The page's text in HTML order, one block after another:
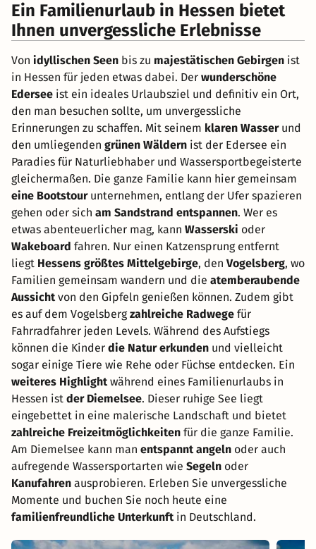
Ein Familienurlaub in Hessen bietet
Ihnen unvergessliche Erlebnisse
Von idyllischen Seen bis zu majestätischen Gebirgen ist
in Hessen für jeden etwas dabei. Der wunderschöne
Edersee ist ein ideales Urlaubsziel und definitiv ein Ort,
den man besuchen sollte, um unvergessliche
Erinnerungen zu schaffen. Mit seinem klaren Wasserund
den umliegenden grünen Wäldern ist der Edersee ein
Paradies für Naturliebhaber und Wassersportbegeisterte
gleichermaßen. Die ganze Familie kann hier gemeinsam
eine Bootstourunternehmen, entlang der Ufer spazieren
gehen oder sich am Sandstrand entspannen. Wer es
etwas abenteuerlicher mag, kann Wasserski oder
Wakeboard fahren. Nur einen Katzensprung entfernt
liegt Hessens größtes Mittelgebirge, den Vogelsberg, wo
Familien gemeinsam wandern und die atemberaubende
Aussichtvon den Gipfeln genießen können. Zudem gibt
es auf dem Vogelsbergzahlreiche Radwege für
Fahrradfahrer jeden Levels. Während des Aufstiegs
können die Kinder die Natur erkunden und vielleicht
sogar einige Tiere wie Rehe oder Füchse entdecken. Ein
weiteres Highlightwährend eines Familienurlaubs in
Hessen ist der Diemelsee. Dieser ruhige See liegt
eingebettet in eine malerische Landschaft und bietet
zahlreiche Freizeitmöglichkeiten für die ganze Familie.
Am Diemelsee kann man entspannt angeln oder auch
aufregende Wassersportarten wie Segeln oder
Kanufahren ausprobieren. Erleben Sie unvergessliche
Momente und buchen Sie noch heute eine
familienfreundliche Unterkunftin Deutschland.